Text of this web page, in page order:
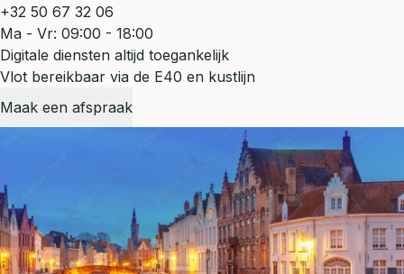
+32 50 67 32 06
Ma - Vr: 09:00 - 18:00
Digitale diensten altijd toegankelijk
Vlot bereikbaar via de E40 en kustlijn
Maak een afspraak